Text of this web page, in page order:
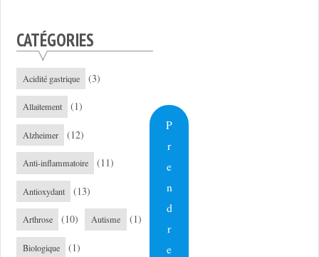
CATÉGORIES
Acidité gastrique (3)
Allaitement (1)
Alzheimer (12)
Anti-inflammatoire (11)
Antioxydant (13)
Arthrose (10) Autisme (1)
Biologique (1)
P
r
e
n
d
r
e